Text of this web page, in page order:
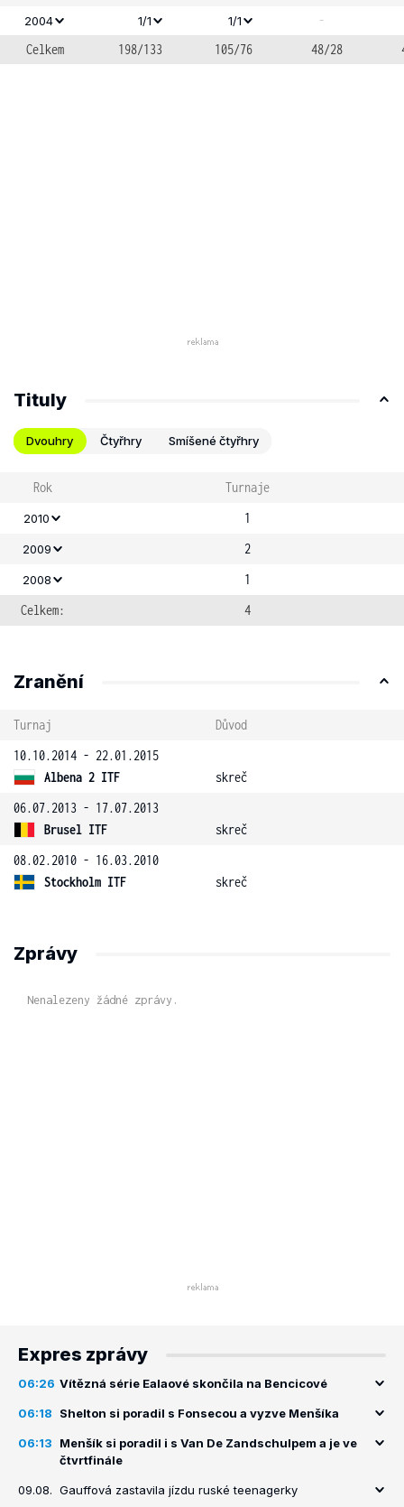
2004 1/1 1/1
-
Celkem
198/133 105/76 48/28
Tituly
Dvouhry Čtyřhry Smíšené čtyřhry
Rok Turnaje
2010 1
2009 2
2008
1
Celkem:
4
Zranění
Turnaj
Důvod
10.10.2014 - 22.01.2015
Albena 2 ITF
skreč
06.07.2013 - 17.07.2013
Brusel ITF
skreč
08.02.2010 - 16.03.2010
Stockholm ITF
skreč
Zprávy
Nenalezeny žádné zprávy.
Expres zprávy
06:26 Vítězná série Ealaové skončila na Bencicové
06:18 Shelton si poradil s Fonsecou a vyzve Menšíka
06:13
Menšík si poradil i s Van De Zandschulpem a je ve
čtvrtfinále
09.08. Gauffová zastavila jízdu ruské teenagerky